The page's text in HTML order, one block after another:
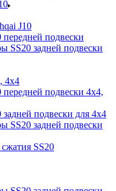
J10
подвески
SS20 задней подвески
4х4
подвески 4х4,
подвески для 4х4
SS20 задней подвески
SS20